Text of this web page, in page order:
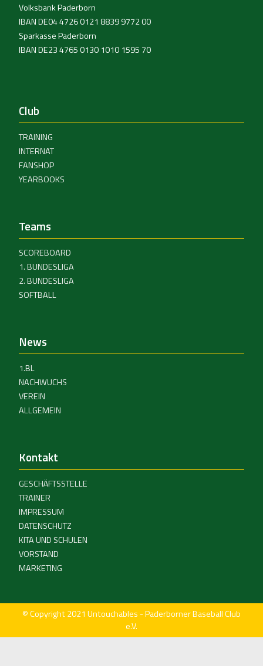
Volksbank Paderborn
IBAN DE04 4726 0121 8839 9772 00
Sparkasse Paderborn
IBAN DE23 4765 0130 1010 1595 70
Club
TRAINING
INTERNAT
FANSHOP
YEARBOOKS
Teams
SCOREBOARD
1. BUNDESLIGA
2. BUNDESLIGA
SOFTBALL
News
1.BL
NACHWUCHS
VEREIN
ALLGEMEIN
Kontakt
GESCHÄFTSSTELLE
TRAINER
IMPRESSUM
DATENSCHUTZ
KITA UND SCHULEN
VORSTAND
MARKETING
© Copyright 2021 Untouchables - Paderborner Baseball Club
e.V.